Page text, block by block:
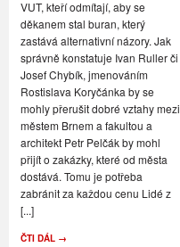
VUT, kteří odmítají, aby se
děkanem stal buran, který
zastává alternativní názory. Jak
správně konstatuje Ivan Ruller či
Josef Chybík, jmenováním
Rostislava Koryčánka by se
mohly přerušit dobré vztahy mezi
městem Brnem a fakultou a
architekt Petr Pelčák by mohl
přijít o zakázky, které od města
dostává. Tomu je potřeba
zabránit za každou cenu Lidé z
[...]
ČTI DÁL →